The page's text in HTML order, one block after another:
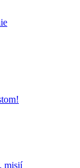
misií